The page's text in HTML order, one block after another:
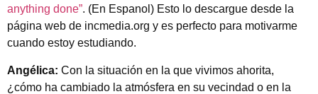
anything done”. (En Espanol) Esto lo descargue desde la
página web de incmedia.org y es perfecto para motivarme
cuando estoy estudiando.
Angélica: Con la situación en la que vivimos ahorita,
¿cómo ha cambiado la atmósfera en su vecindad o en la